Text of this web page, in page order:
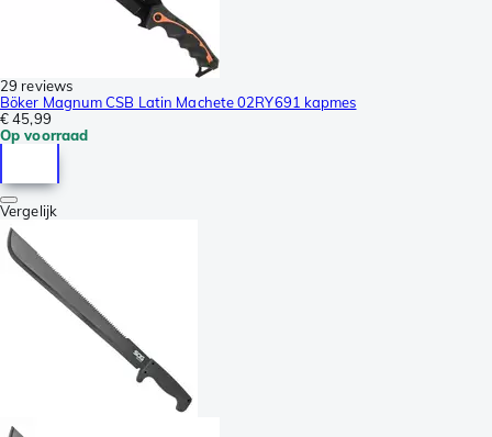
29 reviews
Böker Magnum CSB Latin Machete 02RY691 kapmes
€ 45,99
Op voorraad
Vergelijk